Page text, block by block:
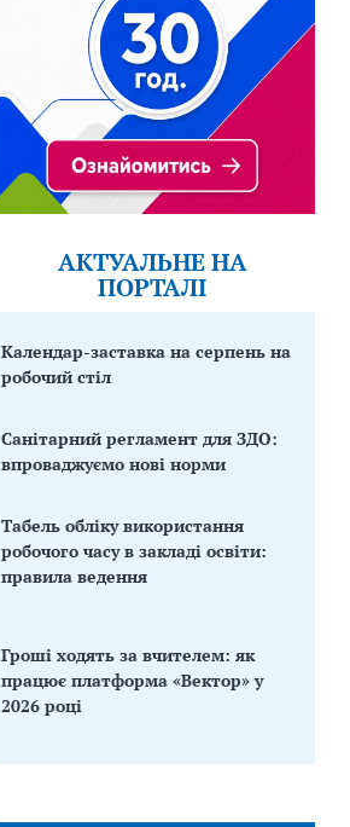
АКТУАЛЬНЕ НА
ПОРТАЛІ
Календар-заставка на серпень на
робочий стіл
Санітарний регламент для ЗДО:
впроваджуємо нові норми
Табель обліку використання
робочого часу в закладі освіти:
правила ведення
Гроші ходять за вчителем: як
працює платформа «Вектор» у
2026 році